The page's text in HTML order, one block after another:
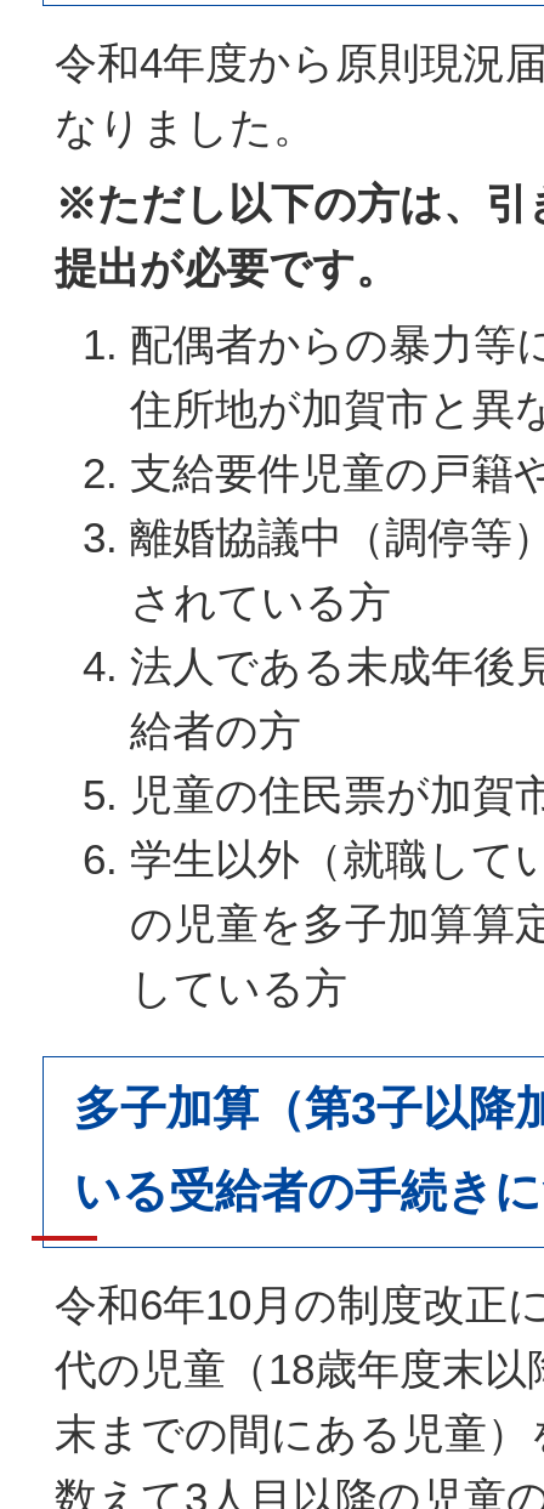
令和4年度から原則現況
なりました。
※ただし以下の方は、引
提出が必要です。
配偶者からの暴力等
住所地が加賀市と異
支給要件児童の戸籍
離婚協議中（調停等
されている方
法人である未成年後
給者の方
児童の住民票が加賀
学生以外（就職して
の児童を多子加算算
している方
多子加算（第3子以降
いる受給者の手続き
令和6年10月の制度改正
代の児童（18歳年度末以
末までの間にある児童
数えて3人目以降の児童